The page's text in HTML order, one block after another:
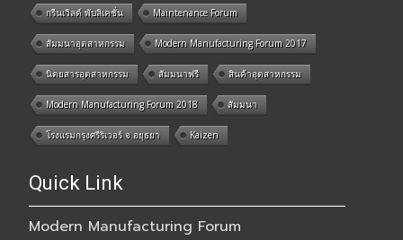
กรีนเวิลด์ พับลิเคชั่น Maintenance Forum
สัมมนาอุตสาหกรรม Modern Manufacturing Forum 2017
นิตยสารอุตสาหกรรม สัมมนาฟรี สินค้าอุตสาหกรรม
Modern Manufacturing Forum 2018 สัมมนา
โรงแรมกรุงศรีริเวอร์ จ.อยุธยา Kaizen
Quick Link
Modern Manufacturing Forum